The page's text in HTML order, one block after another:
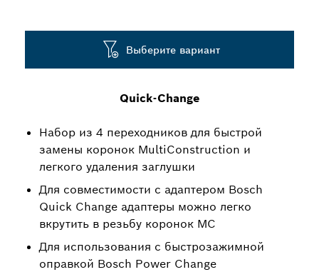
Quick-Change
Набор из 4 переходников для быстрой
замены коронок MultiConstruction и
легкого удаления заглушки
Для совместимости с адаптером Bosch
Quick Change адаптеры можно легко
вкрутить в резьбу коронок MC
Для использования с быстрозажимной
оправкой Bosch Power Change
Выберите вариант